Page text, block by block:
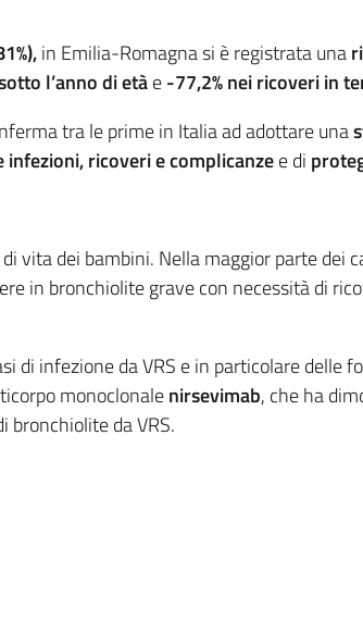
in Emilia-Romagna si è registrata una
l’anno di etàe-77,2% nei ricoveri in
tra le prime in Italia ad adottare una
ricoveri e complicanzee di
vita dei bambini. Nella maggior parte dei
in bronchiolite grave con necessità di
infezione da VRS e in particolare delle
monoclonalenirsevimab, che ha
bronchiolite da VRS.